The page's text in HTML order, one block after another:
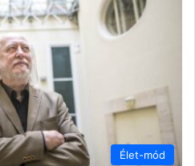
Élet-mód